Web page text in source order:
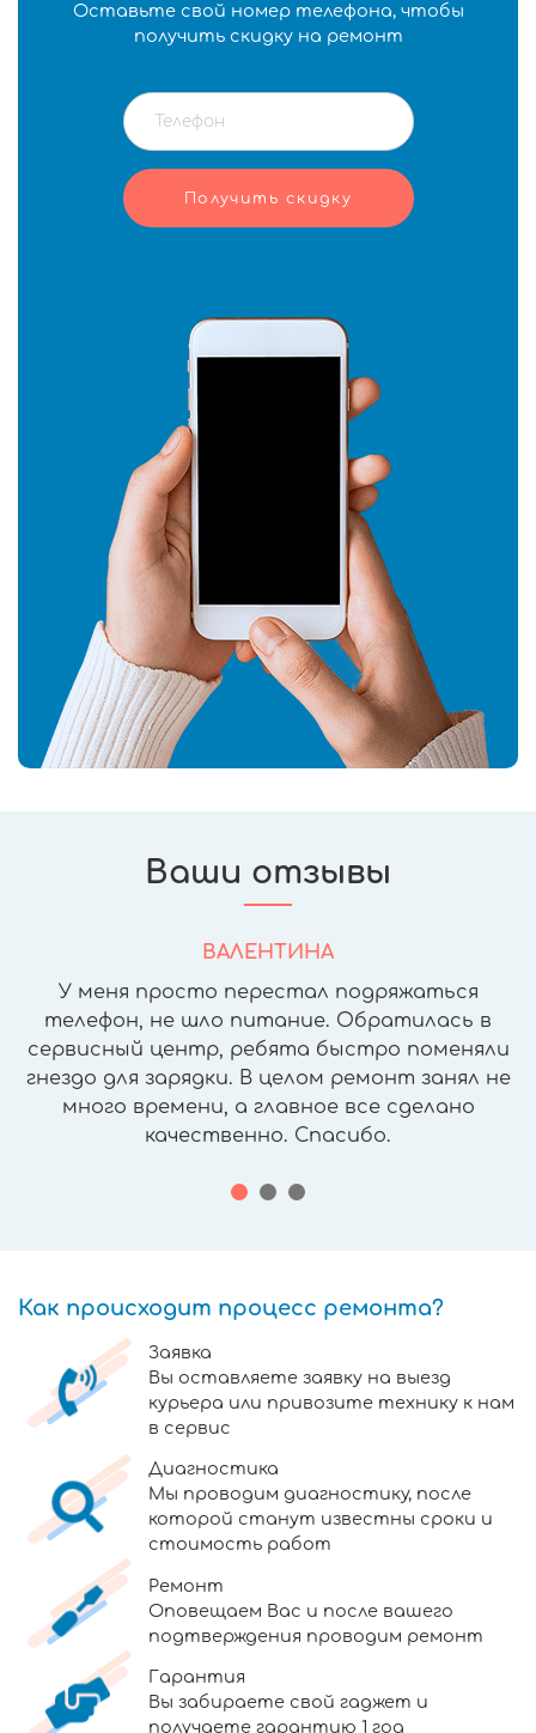
Оставьте свой номер телефона, чтобы
получить скидку на ремонт
Ваши отзывы
ВАЛЕНТИНА
У меня просто перестал подряжаться
телефон, не шло питание. Обратилась в
сервисный центр, ребята быстро поменяли
гнездо для зарядки. В целом ремонт занял не
много времени, а главное все сделано
качественно. Спасибо.
Как происходит процесс ремонта?
Заявка
Вы оставляете заявку на выезд
курьера или привозите технику к нам
в сервис
Диагностика
Мы проводим диагностику, после
которой станут известны сроки и
стоимость работ
Ремонт
Оповещаем Вас и после вашего
подтверждения проводим ремонт
Гарантия
Вы забираете свой гаджет и
получаете гарантию 1 год